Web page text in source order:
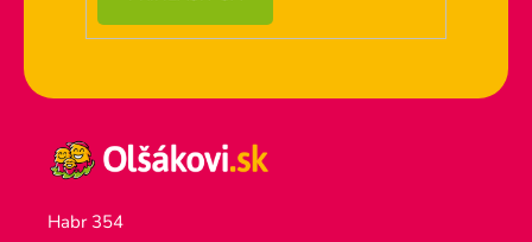
Habr 354